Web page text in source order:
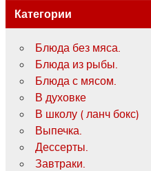
Категории
Блюда без мяса.
Блюда из рыбы.
Блюда с мясом.
В духовке
В школу ( ланч бокс)
Выпечка.
Дессерты.
Завтраки.